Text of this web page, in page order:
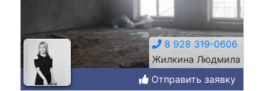
8 928 319-0606
Жилкина Людмила
Отправить заявку